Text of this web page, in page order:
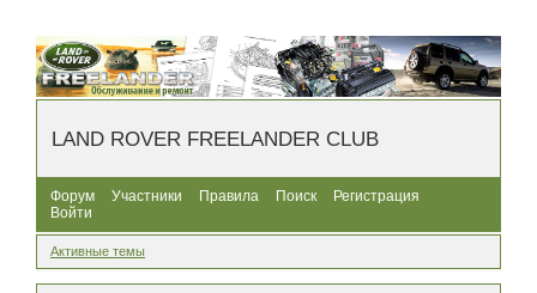
LAND ROVER FREELANDER CLUB
Форум Участники Правила Поиск
Регистрация
Войти
Активные темы